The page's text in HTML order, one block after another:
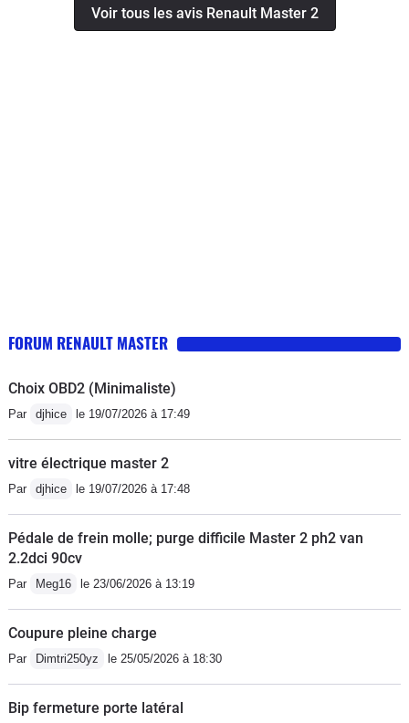
chaud il avait tendance à vibrer après un "nettoyage"
Voir tous les avis Renault Master 2
FORUM RENAULT MASTER
Choix OBD2 (Minimaliste)
Par djhice le 19/07/2026 à 17:49
vitre électrique master 2
Par djhice le 19/07/2026 à 17:48
Pédale de frein molle; purge difficile Master 2 ph2 van
2.2dci 90cv
Par Meg16 le 23/06/2026 à 13:19
Coupure pleine charge
Par Dimtri250yz le 25/05/2026 à 18:30
Bip fermeture porte latéral